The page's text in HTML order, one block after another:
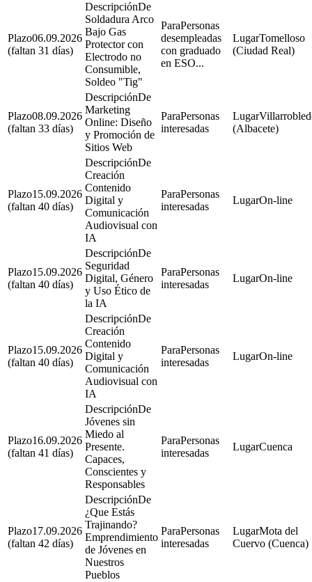
06.09.2026
(faltan 31 días)
De
Soldadura Arco
Bajo Gas
Protector con
Electrodo no
Consumible,
Soldeo "Tig"
Personas
desempleadas
con graduado
en ESO...
Tomelloso
(Ciudad Real)
08.09.2026
(faltan 33 días)
De
Marketing
Online: Diseño
y Promoción de
Sitios Web
Personas
interesadas
(Albacete)
15.09.2026
(faltan 40 días)
De
Creación
Contenido
Digital y
Comunicación
Audiovisual con
IA
Personas
interesadas
On-line
15.09.2026
(faltan 40 días)
De
Seguridad
Digital, Género
y Uso Ético de
la IA
Personas
interesadas
On-line
15.09.2026
(faltan 40 días)
De
Creación
Contenido
Digital y
Comunicación
Audiovisual con
IA
Personas
interesadas
On-line
16.09.2026
(faltan 41 días)
De
Jóvenes sin
Miedo al
Presente.
Capaces,
Conscientes y
Responsables
Personas
interesadas
Cuenca
17.09.2026
(faltan 42 días)
De
¿Que Estás
Trajinando?
Emprendimiento
de Jóvenes en
Nuestros
Pueblos
Personas
interesadas
Mota del
Cuervo (Cuenca)